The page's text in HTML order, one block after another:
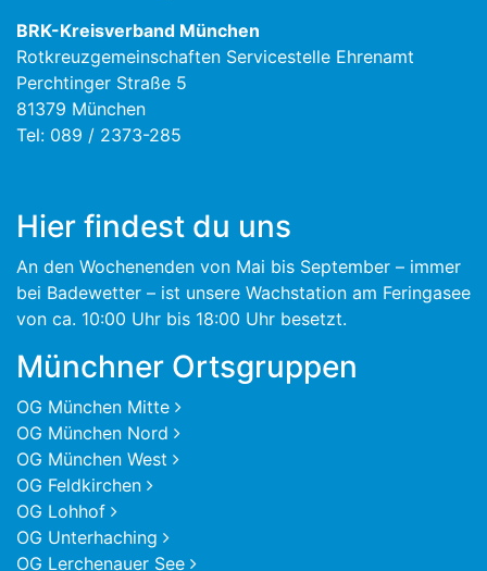
BRK-Kreisverband München
Rotkreuzgemeinschaften Servicestelle Ehrenamt
Perchtinger Straße 5
81379 München
Tel: 089 / 2373-285
Hier findest du uns
An den Wochenenden von Mai bis September – immer
bei Badewetter – ist unsere Wachstation am Feringasee
von ca. 10:00 Uhr bis 18:00 Uhr besetzt.
Münchner Ortsgruppen
OG München Mitte
OG München Nord
OG München West
OG Feldkirchen
OG Lohhof
OG Unterhaching
OG Lerchenauer See